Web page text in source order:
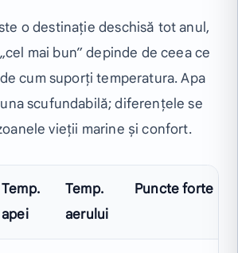
o destinație deschisă tot anul,
mai bun” depinde de ceea ce
cum suporți temperatura. Apa
scufundabilă; diferențele se
vieții marine și confort.
Temp.
apei
Temp.
aerului
Puncte forte